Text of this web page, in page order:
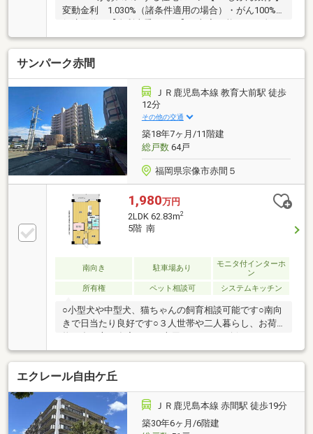
変動金利 1.030%（諸条件適用の場合）・がん100%
保障団信が【金利上乗せなし】で加入可能！・頭金0
円でも可能！・諸費用も、物件価格の10%までは融資
可能！※2026年8月現在■管理体制良好な大規模マンシ
ョン■全居室に採光が確保された設計◎■浴室乾燥機付
きバスルーム■敷地内駐車場継承可能 【リフォーム内
容】○新規交換：キッチン／浴室／洗面台／防水パン
／トイレ／建具／専有部配管(一部)○フローリング上貼
○クロス張替○センサーライト設置○ダウンライト設置○
鏡付シューズボックス新規○カーテンレール交換他
サンパーク赤間
ＪＲ鹿児島本線 教育大前駅 徒歩
12分
その他の交通
築18年7ヶ月/11階建
総戸数64戸
福岡県宗像市赤間５
1,980万円
2LDK 62.83m2
5階 南
南向き 駐車場あり
モニタ付インターホ
ン
所有権
ペット相談可 システムキッチン
○小型犬や中型犬、猫ちゃんの飼育相談可能です○南向
きで日当たり良好です○３人世帯や二人暮らし、お荷
物の多い方、在宅ワーク専用スペースを確保したい
方、ゆとりのある間取りでまったりくつろぎたい単身
者にもオススメの間取りです○食材の調達に便利なス
ーパーが徒歩５分と日々のお買い物に困りません○JR
教育大前駅までは徒歩１２分と交通の利便性良好です
【当社自慢のワンストップサービス】・当社在籍スタ
ッフはリフォーム、ローンに関するエキスパート！・
物件購入+リフォーム費用もまとめてお見積り♪・住み
エクレール自由ケ丘
ＪＲ鹿児島本線 赤間駅 徒歩19分
築30年6ヶ月/6階建